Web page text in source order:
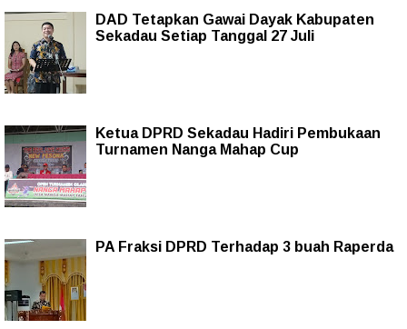
DAD Tetapkan Gawai Dayak Kabupaten
Sekadau Setiap Tanggal 27 Juli
Ketua DPRD Sekadau Hadiri Pembukaan
Turnamen Nanga Mahap Cup
PA Fraksi DPRD Terhadap 3 buah Raperda